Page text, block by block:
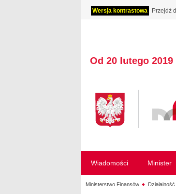
Wersja kontrastowa Przejdź
Od 20 lutego
Wiadomości Minister
Ministerstwo Finansów Działalność